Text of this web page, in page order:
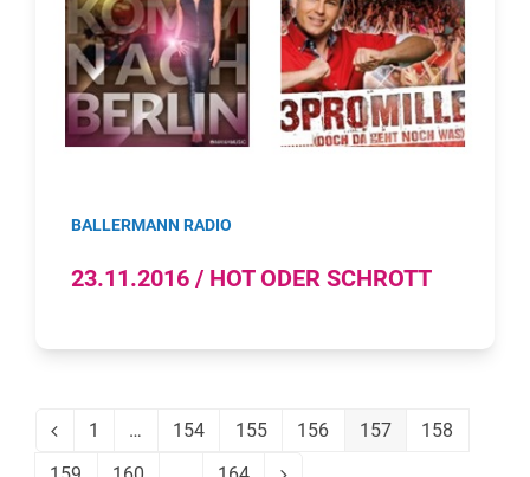
BALLERMANN RADIO
23.11.2016 / HOT ODER SCHROTT
Vorheriger
Seite
1 … Seite
154 Seite
155 Seite
156 Seite
157 Seite
158